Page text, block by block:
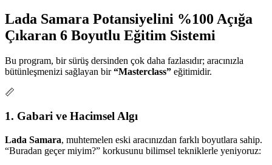
Lada Samara Potansiyelini %100 Açığa
Çıkaran 6 Boyutlu Eğitim Sistemi
Bu program, bir sürüş dersinden çok daha fazlasıdır; aracınızla
bütünleşmenizi sağlayan bir“Masterclass” eğitimidir.
📏
1. Gabari ve Hacimsel Algı
Lada Samara, muhtemelen eski aracınızdan farklı boyutlara sahip.
“Buradan geçer miyim?” korkusunu bilimsel tekniklerle yeniyoruz: